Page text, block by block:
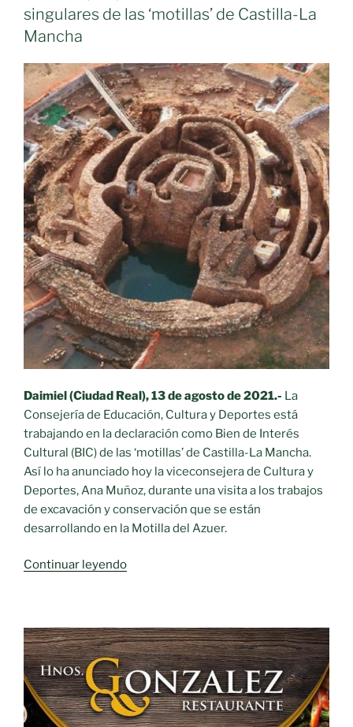
singulares de las ‘motillas’ de Castilla-La
Mancha
Daimiel (Ciudad Real), 13 de agosto de 2021.- La
Consejería de Educación, Cultura y Deportes está
trabajando en la declaración como Bien de Interés
Cultural (BIC) de las ‘motillas’ de Castilla-La Mancha.
Así lo ha anunciado hoy la viceconsejera de Cultura y
Deportes, Ana Muñoz, durante una visita a los trabajos
de excavación y conservación que se están
desarrollando en la Motilla del Azuer.
Continuar leyendo«Declararación
Interés
Cultural
(BIC)
las
manifestaciones